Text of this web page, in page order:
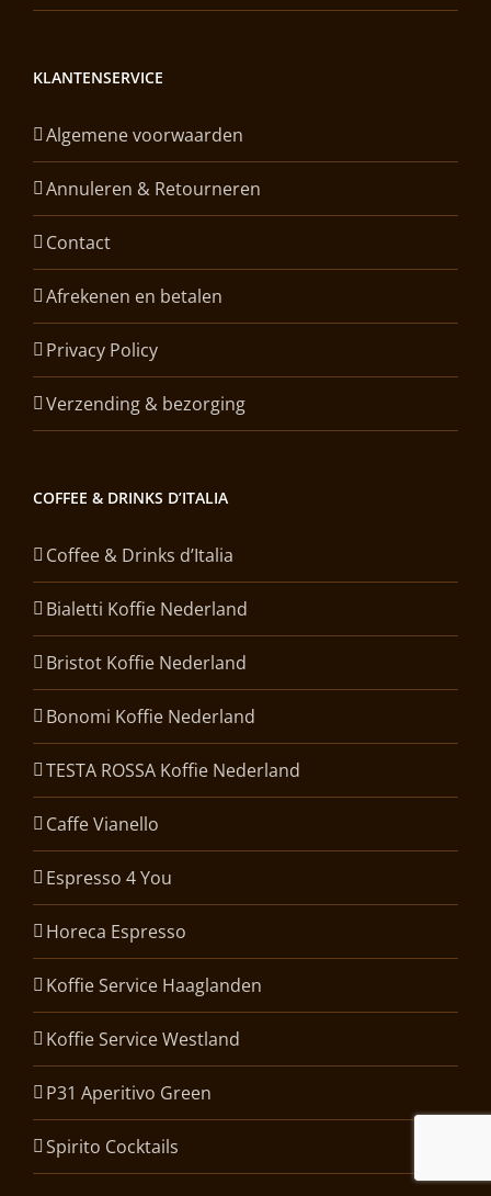
KLANTENSERVICE
Algemene voorwaarden
Annuleren & Retourneren
Contact
Afrekenen en betalen
Privacy Policy
Verzending & bezorging
COFFEE & DRINKS D’ITALIA
Coffee & Drinks d’Italia
Bialetti Koffie Nederland
Bristot Koffie Nederland
Bonomi Koffie Nederland
TESTA ROSSA Koffie Nederland
Caffe Vianello
Espresso 4 You
Horeca Espresso
Koffie Service Haaglanden
Koffie Service Westland
P31 Aperitivo Green
Spirito Cocktails